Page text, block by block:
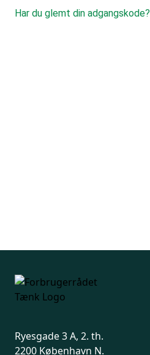
Har du glemt din adgangskode?
Ryesgade 3 A, 2. th.
2200 København N.